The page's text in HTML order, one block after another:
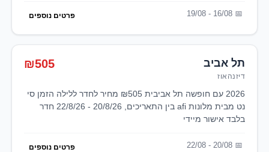
16/08 - 19/08 פרטים נוספים
תל אביב
דיזנהאוז
₪505
2026 עם חופשה תל אביבית ₪505 מחיר לחדר ללילה הזמן סי
נט מבית מלונות afi בין התאריכים, 20/8/26 - 22/8/26 חדר
בלבד אישור מיידי
20/08 - 22/08 פרטים נוספים